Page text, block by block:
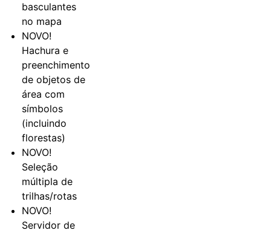
basculantes
no mapa
NOVO!
Hachura e
preenchimento
de objetos de
área com
símbolos
(incluindo
florestas)
NOVO!
Seleção
múltipla de
trilhas/rotas
NOVO!
Servidor de